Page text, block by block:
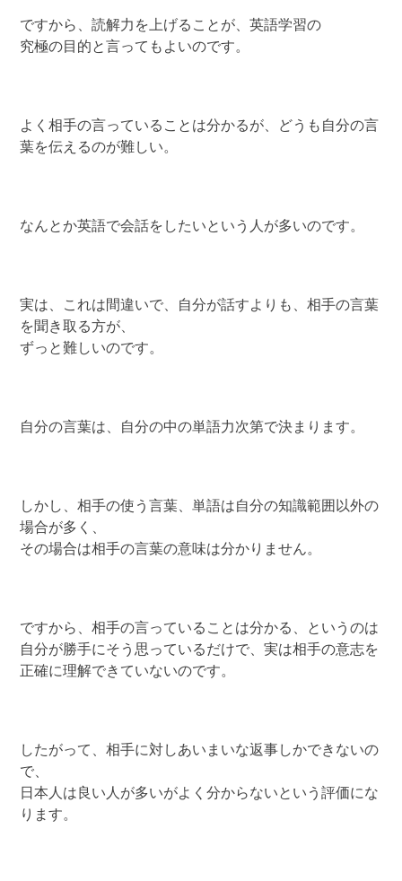
ですから、読解力を上げることが、英語学習の
究極の目的と言ってもよいのです。
よく相手の言っていることは分かるが、どうも自分の言
葉を伝えるのが難しい。
なんとか英語で会話をしたいという人が多いのです。
実は、これは間違いで、自分が話すよりも、相手の言葉
を聞き取る方が、
ずっと難しいのです。
自分の言葉は、自分の中の単語力次第で決まります。
しかし、相手の使う言葉、単語は自分の知識範囲以外の
場合が多く、
その場合は相手の言葉の意味は分かりません。
ですから、相手の言っていることは分かる、というのは
自分が勝手にそう思っているだけで、実は相手の意志を
正確に理解できていないのです。
したがって、相手に対しあいまいな返事しかできないの
で、
日本人は良い人が多いがよく分からないという評価にな
ります。